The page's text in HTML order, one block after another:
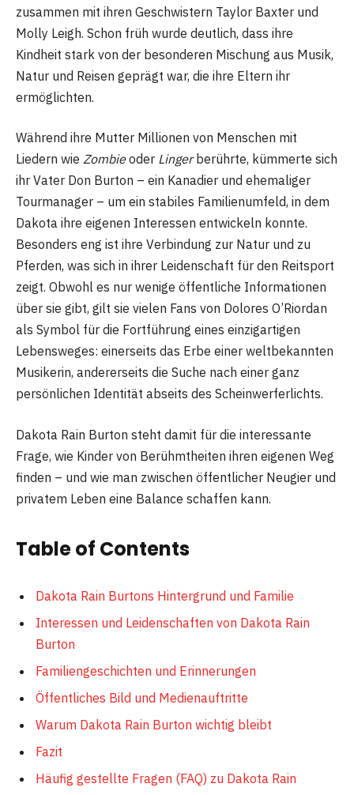
zusammen mit ihren Geschwistern Taylor Baxter und
Molly Leigh. Schon früh wurde deutlich, dass ihre
Kindheit stark von der besonderen Mischung aus Musik,
Natur und Reisen geprägt war, die ihre Eltern ihr
ermöglichten.
Während ihre Mutter Millionen von Menschen mit
Liedern wie Zombieoder Lingerberührte, kümmerte sich
ihr Vater Don Burton – ein Kanadier und ehemaliger
Tourmanager – um ein stabiles Familienumfeld, in dem
Dakota ihre eigenen Interessen entwickeln konnte.
Besonders eng ist ihre Verbindung zur Natur und zu
Pferden, was sich in ihrer Leidenschaft für den Reitsport
zeigt. Obwohl es nur wenige öffentliche Informationen
über sie gibt, gilt sie vielen Fans von Dolores O’Riordan
als Symbol für die Fortführung eines einzigartigen
Lebensweges: einerseits das Erbe einer weltbekannten
Musikerin, andererseits die Suche nach einer ganz
persönlichen Identität abseits des Scheinwerferlichts.
Dakota Rain Burton steht damit für die interessante
Frage, wie Kinder von Berühmtheiten ihren eigenen Weg
finden – und wie man zwischen öffentlicher Neugier und
privatem Leben eine Balance schaffen kann.
Table of Contents
Dakota Rain Burtons Hintergrund und Familie
Interessen und Leidenschaften von Dakota Rain
Burton
Familiengeschichten und Erinnerungen
Öffentliches Bild und Medienauftritte
Warum Dakota Rain Burton wichtig bleibt
Fazit
Häufig gestellte Fragen (FAQ) zu Dakota Rain